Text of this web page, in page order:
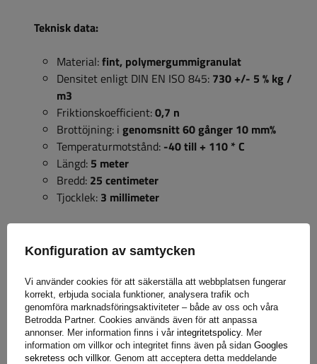
Teknisk data:
Material:fint, polymergummigranulat
Densitet enligt DIN EN ISO 845: 730 +/- 5 % kg /
m3
Friktionskoefficient:0,7 n
Brottöjning: i genomsnitt 60 gånger 10 mm%
Temperaturmotstånd: -40 till + 110 * C
Längd: 5 meter
Bredd: 25 centimeter
Tjocklek: 3 millimeter
Garanti
När du köper en produkt från vårt sortiment får du 2 års
garanti.Tack vare detta kan du använda den utan att oroa
dig för konsekvenserna av ett eventuellt fel. För att
Konfiguration av samtycken
Vi använder cookies för att säkerställa att webbplatsen fungerar
korrekt, erbjuda sociala funktioner, analysera trafik och
genomföra marknadsföringsaktiviteter – både av oss och våra
Betrodda Partner. Cookies används även för att anpassa
annonser. Mer information finns i vår integritetspolicy. Mer
information om villkor och integritet finns även på sidan Googles
sekretess och villkor. Genom att acceptera detta meddelande